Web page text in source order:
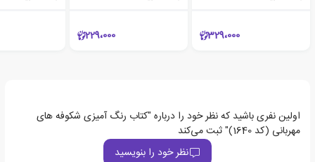
329،000 229،000
اولین نفری باشید که نظر خود را درباره "کتاب رنگ آمیزی شکوفه های
مهربانی (کد 1640)" ثبت می‌کند
نظر خود را بنویسید